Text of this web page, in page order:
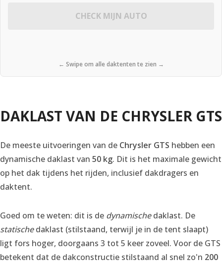
CHECK MIJN AUTO
← Swipe om alle daktenten te zien →
DAKLAST VAN DE CHRYSLER GTS
De meeste uitvoeringen van de Chrysler GTS hebben een
dynamische daklast van 50 kg. Dit is het maximale gewicht
op het dak tijdens het rijden, inclusief dakdragers en
daktent.
Goed om te weten: dit is de dynamischedaklast. De
statischedaklast (stilstaand, terwijl je in de tent slaapt)
ligt fors hoger, doorgaans 3 tot 5 keer zoveel. Voor de GTS
betekent dat de dakconstructie stilstaand al snel zo'n 200